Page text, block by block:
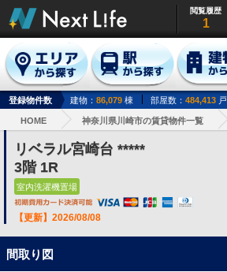
閲覧履歴
1
登録物件数 建物： 86,079 棟 部屋数： 484,413 戸
HOME 神奈川県川崎市の賃貸物件一覧
リベラル宮崎台 *****
3階 1R
室内洗濯機置場
【更新】2026/08/08
間取り図